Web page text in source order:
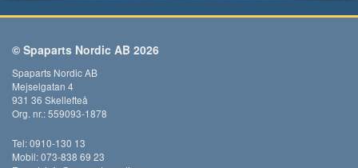
© Spaparts Nordic AB 2026
Spaparts Nordic AB
Mejselgatan 4
931 36 Skellefteå
Org. nr.: 559093-1878
Tel: 0910-130 13
Mobil: 073-838 69 23